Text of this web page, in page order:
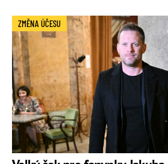
ZMĚNA ÚČESU